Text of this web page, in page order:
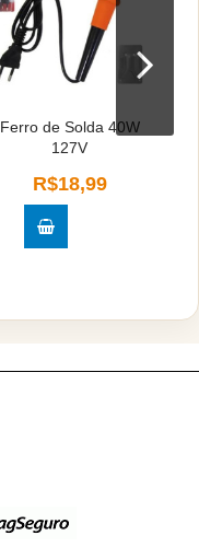
Ferro de Solda 40W
127V
R$18,99